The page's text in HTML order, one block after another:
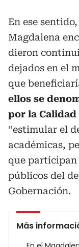
En ese
Magdalena
dieron
dejados en el
que
ellos se
por la Calidad
“estimular el
académicas,
que participan
públicos del
Gobernación.
Más